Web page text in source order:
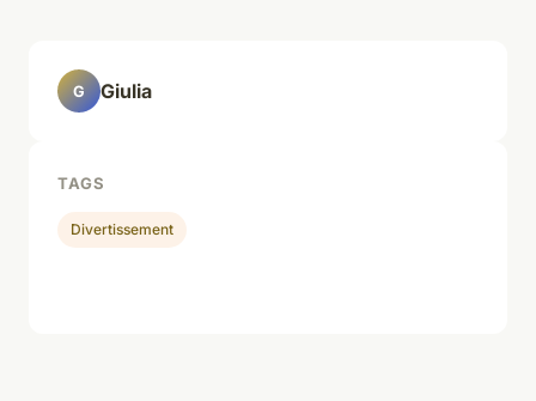
G Giulia
TAGS
Divertissement